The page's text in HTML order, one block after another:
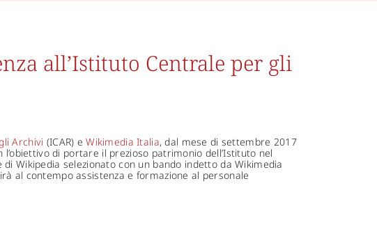
all’Istituto Centrale per gli
Archivi (ICAR) eWikimedia Italia, dal mese di settembre 2017
l’obiettivo di portare il prezioso patrimonio dell’Istituto nel
Wikipedia selezionato con un bando indetto da Wikimedia
al contempo assistenza e formazione al personale